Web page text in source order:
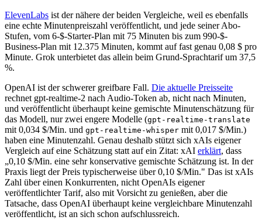
ElevenLabs ist der nähere der beiden Vergleiche, weil es ebenfalls
eine echte Minutenpreiszahl veröffentlicht, und jede seiner Abo-
Stufen, vom 6-$-Starter-Plan mit 75 Minuten bis zum 990-$-
Business-Plan mit 12.375 Minuten, kommt auf fast genau 0,08 $ pro
Minute. Grok unterbietet das allein beim Grund-Sprachtarif um 37,5
%.
OpenAI ist der schwerer greifbare Fall. Die aktuelle Preisseite
rechnet gpt-realtime-2 nach Audio-Token ab, nicht nach Minuten,
und veröffentlicht überhaupt keine gemischte Minutenschätzung für
das Modell, nur zwei engere Modelle (gpt-realtime-translate
mit 0,034 $/Min. und gpt-realtime-whisper mit 0,017 $/Min.)
haben eine Minutenzahl. Genau deshalb stützt sich xAIs eigener
Vergleich auf eine Schätzung statt auf ein Zitat: xAI erklärt, dass
„0,10 $/Min. eine sehr konservative gemischte Schätzung ist. In der
Praxis liegt der Preis typischerweise über 0,10 $/Min." Das ist xAIs
Zahl über einen Konkurrenten, nicht OpenAIs eigener
veröffentlichter Tarif, also mit Vorsicht zu genießen, aber die
Tatsache, dass OpenAI überhaupt keine vergleichbare Minutenzahl
veröffentlicht, ist an sich schon aufschlussreich.